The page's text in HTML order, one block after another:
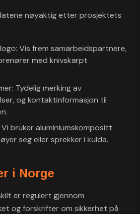
nøyaktig etter prosjektets
Vis frem samarbeidspartnere,
med knivskarpt
Tydelig merking av
og kontaktinformasjon til
bruker aluminiumskompositt
seg eller sprekker i kulda.
i Norge
er regulert gjennom
og forskrifter om sikkerhet på